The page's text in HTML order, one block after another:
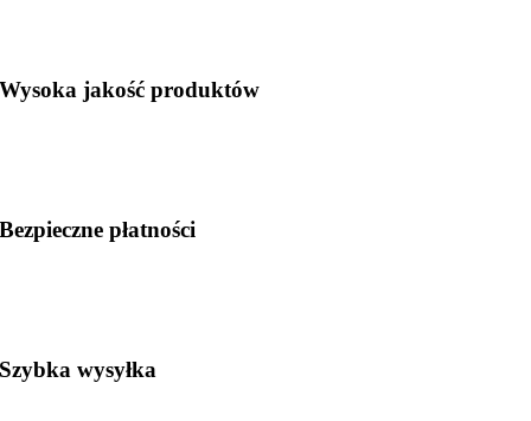
Wysoka jakość produktów
Bezpieczne płatności
Szybka wysyłka